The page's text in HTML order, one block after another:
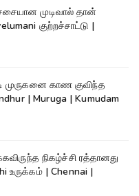
முடிவால் தான்
|
முருகனை காண குவிந்த
| Muruga | Kumudam
நிகழ்ச்சி ரத்தானது
உருக்கம் | Chennai |